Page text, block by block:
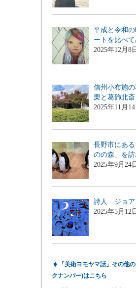
平成と令和
ートを比べて
2025年12月8
信州小布施
栗と葛飾北斎
2025年11月14
長野市にあ
のの森」を訪
2025年9月24
詩人 ジョア
2025年5月12
➧
「美術ヨモヤマ話」その他
クナンバー)はこちら